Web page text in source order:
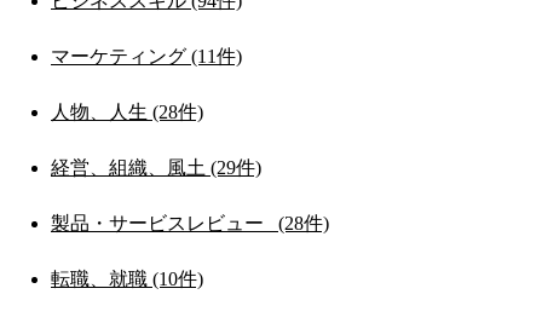
マーケティング (11件)
人物、人生 (28件)
経営、組織、風土 (29件)
製品・サービスレビュー_ (28件)
転職、就職 (10件)